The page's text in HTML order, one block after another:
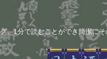
。1分で読むことができ簡潔に